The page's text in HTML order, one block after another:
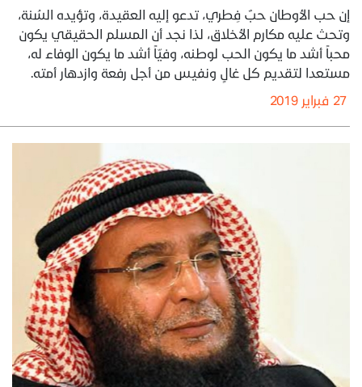
إن حب الأوطان حبٌ فِطري، تدعو إليه العقيدة، وتؤيده السُنة،
وتحث عليه مكارم الأخلاق، لذا نجد أن المسلم الحقيقي يكون
محباً أشد ما يكون الحب لوطنه، وفيّاً أشد ما يكون الوفاء له،
مستعدا لتقديم كل غالٍ ونفيس من أجل رفعة وازدهار أمته.